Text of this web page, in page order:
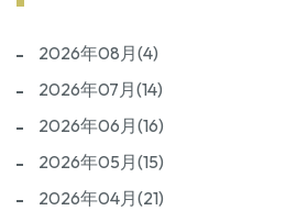
2026年08月(4)
2026年07月(14)
2026年06月(16)
2026年05月(15)
2026年04月(21)